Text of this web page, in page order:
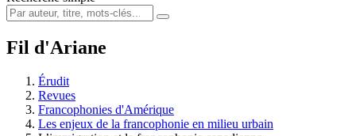
Fil d'Ariane
Érudit
Revues
Francophonies d'Amérique
Les enjeux de la francophonie en milieu urbain